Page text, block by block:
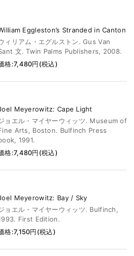
Eggleston’s Stranded in Canton
ィリアム・エグルストン. Gus Van
文. Twin Palms Publishers, 2008.
格:7,480円(税込)
Meyerowitz: Cape Light
ョエル・マイヤーウィッツ. Museum of
Arts, Boston. Bulfinch Press
1991.
格:7,480円(税込)
Meyerowitz: Bay / Sky
ョエル・マイヤーウィッツ. Bulfinch,
First Edition.
格:7,150円(税込)